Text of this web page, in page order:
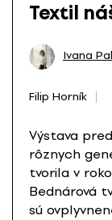
Textil
Ivana
Filip Horník
Výstava
rôznych
tvorila v
Bednárová
sú